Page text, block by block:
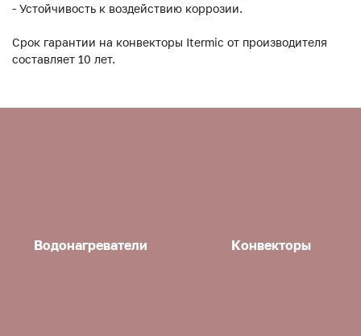
- Устойчивость к воздействию коррозии.
Срок гарантии на конвекторы Itermic от производителя
составляет 10 лет.
Водонагреватели Конвекторы